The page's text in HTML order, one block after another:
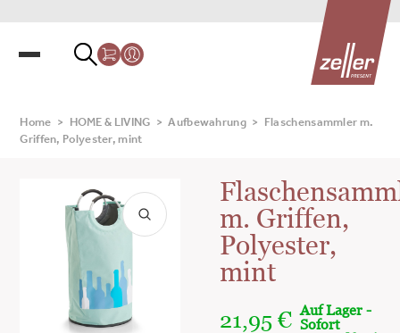
Home > HOME & LIVING > Aufbewahrung >
Flaschensammler m.
Griffen, Polyester, mint
m. Griffen,
Polyester,
mint
21,95€ Auf Lager -
Sofort